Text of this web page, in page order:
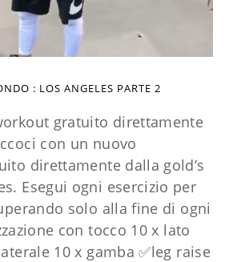
: LOS ANGELES PARTE 2
gratuito direttamente
con un nuovo
direttamente dalla gold’s
Esegui ogni esercizio per
solo alla fine di ogni
con tocco 10 x lato
10 x gamba✅leg raise